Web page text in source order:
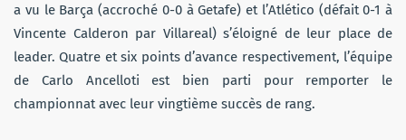
a vu le Barça (accroché 0-0 à Getafe) et l’Atlético (défait 0-1 à
Vincente Calderon par Villareal) s’éloigné de leur place de
leader. Quatre et six points d’avance respectivement, l’équipe
de Carlo Ancelloti est bien parti pour remporter le
championnat avec leur vingtième succès de rang.